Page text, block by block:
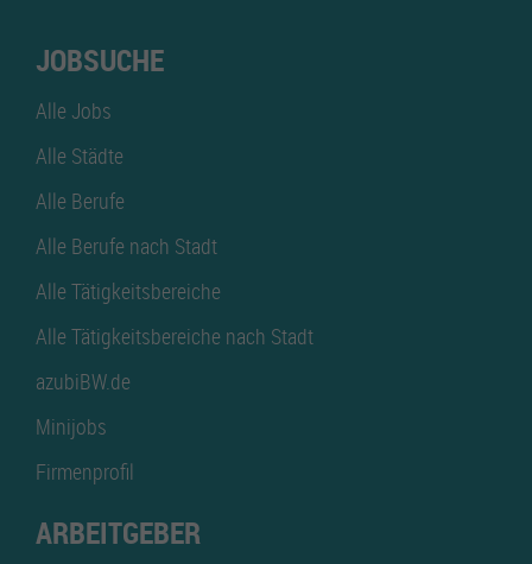
JOBSUCHE
Alle Jobs
Alle Städte
Alle Berufe
Alle Berufe nach Stadt
Alle Tätigkeitsbereiche
Alle Tätigkeitsbereiche nach Stadt
azubiBW.de
Minijobs
Firmenprofil
ARBEITGEBER